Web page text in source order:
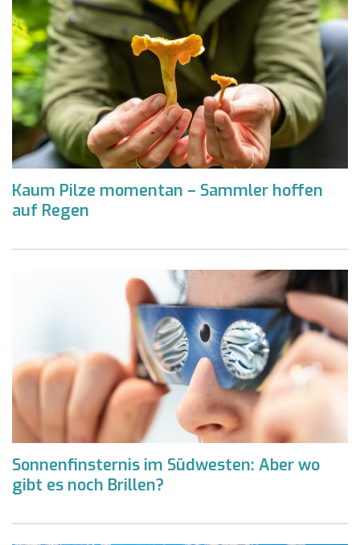
Kaum Pilze momentan – Sammler hoffen
auf Regen
Sonnenfinsternis im Südwesten: Aber wo
gibt es noch Brillen?